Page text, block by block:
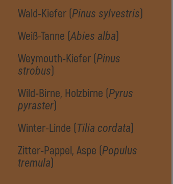
Wald-Kiefer (Pinus sylvestris)
Weiß-Tanne (Abies alba)
Weymouth-Kiefer (Pinus
strobus)
Wild-Birne, Holzbirne (Pyrus
pyraster)
Winter-Linde (Tilia cordata)
Zitter-Pappel, Aspe (Populus
tremula)